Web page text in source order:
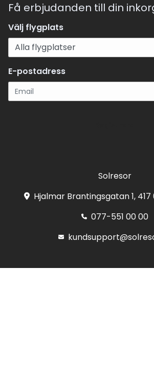
Få erbjudanden till din
Välj flygplats
E-postadress
Solresor
Hjalmar Brantingsgatan 1,
077-551 00 00